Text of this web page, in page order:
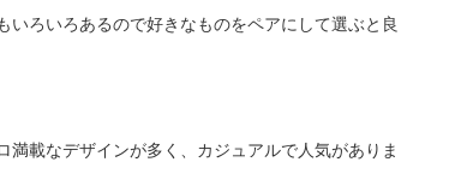
いろいろあるので好きなものをペアにして選ぶと良
載なデザインが多く、カジュアルで人気がありま